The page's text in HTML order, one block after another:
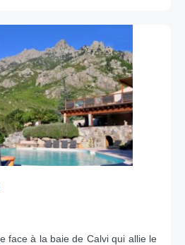
face à la baie de Calvi qui allie le